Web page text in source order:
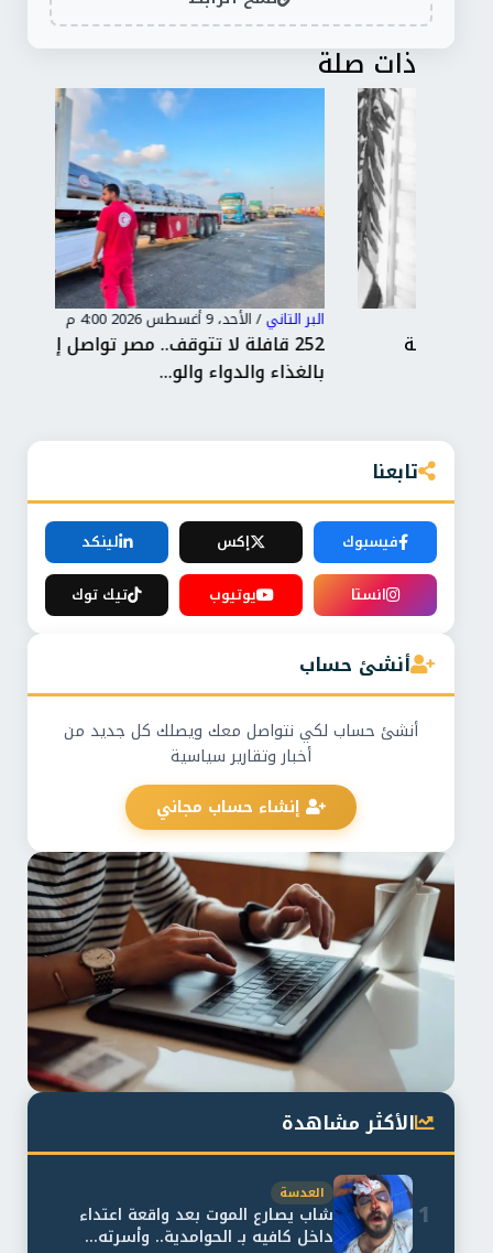
ذات صلة
الأحد، 9 أغسطس 2026 4:00 م
252 قافلة لا تتوقف.. مصر تواصل إمداد غزة
بالغذاء والدواء والو...
تابعنا
فيسبوك إكس
لينكد
انستا
يوتيوب تيك توك
أنشئ حساب
أنشئ حساب لكي نتواصل معك ويصلك كل جديد من
أخبار وتقارير سياسية
إنشاء حساب مجاني
الأكثر مشاهدة
1
العدسة
شاب يصارع الموت بعد واقعة اعتداء
داخل كافيه بـ الحوامدية.. وأسرته...